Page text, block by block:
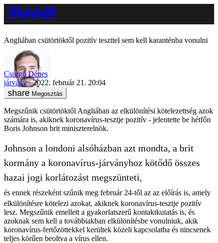
Angliában csütörtöktől pozitív teszttel sem kell karanténba vonulni
Csurgó Dénes
járvány
2022. február 21. 20:04
Megosztás
Megszűnik csütörtöktől Angliában az elkülönítési kötelezettség azok
számára is, akiknek koronavírus-tesztje pozitív - jelentette be hétfőn
Boris Johnson brit miniszterelnök.
Johnson a londoni alsóházban azt mondta, a brit
kormány a koronavírus-járványhoz kötődő összes
hazai jogi korlátozást megszünteti,
és ennek részeként szűnik meg február 24-től az az előírás is, amely
elkülönítésre kötelezi azokat, akiknek koronavírus-tesztje pozitív
lesz. Megszűnik emellett a gyakorlatszerű kontaktkutatás is, és
azoknak sem kell a továbbiakban elkülönítésbe vonulniuk, akik
koronavírus-fertőzöttekkel kerültek közeli kapcsolatba és nincsenek
teljes körűen beoltva a vírus ellen.